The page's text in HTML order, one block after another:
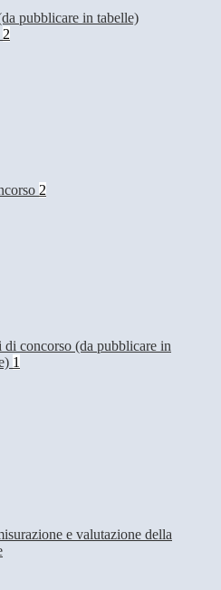
pubblicare in tabelle)
2
2
di concorso (da pubblicare in
1
e valutazione della